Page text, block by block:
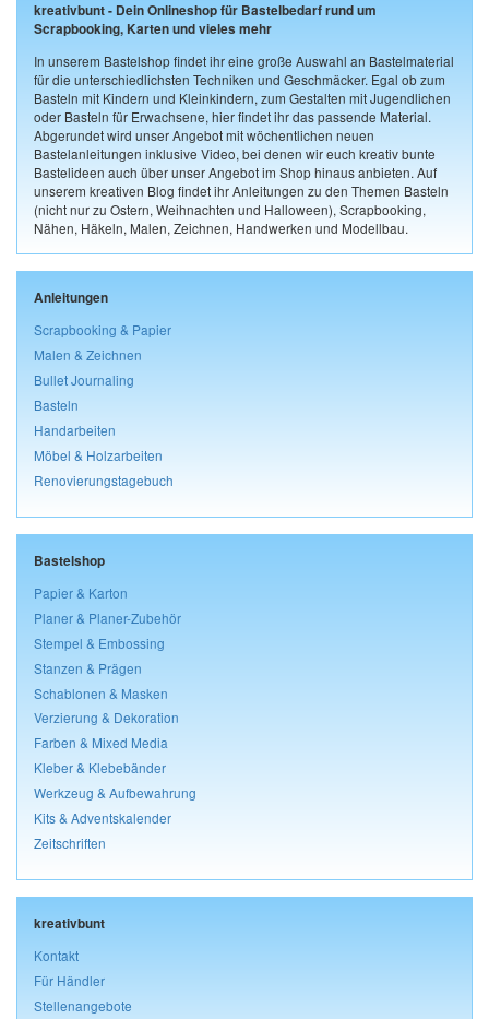
kreativbunt - Dein Onlineshop für Bastelbedarf rund um
Scrapbooking, Karten und vieles mehr
In unserem Bastelshop findet ihr eine große Auswahl an Bastelmaterial
für die unterschiedlichsten Techniken und Geschmäcker. Egal ob zum
Basteln mit Kindern und Kleinkindern, zum Gestalten mit Jugendlichen
oder Basteln für Erwachsene, hier findet ihr das passende Material.
Abgerundet wird unser Angebot mit wöchentlichen neuen
Bastelanleitungen inklusive Video, bei denen wir euch kreativ bunte
Bastelideen auch über unser Angebot im Shop hinaus anbieten. Auf
unserem kreativen Blog findet ihr Anleitungen zu den Themen Basteln
(nicht nur zu Ostern, Weihnachten und Halloween), Scrapbooking,
Nähen, Häkeln, Malen, Zeichnen, Handwerken und Modellbau.
Anleitungen
Scrapbooking & Papier
Malen & Zeichnen
Bullet Journaling
Basteln
Handarbeiten
Möbel & Holzarbeiten
Renovierungstagebuch
Bastelshop
Papier & Karton
Planer & Planer-Zubehör
Stempel & Embossing
Stanzen & Prägen
Schablonen & Masken
Verzierung & Dekoration
Farben & Mixed Media
Kleber & Klebebänder
Werkzeug & Aufbewahrung
Kits & Adventskalender
Zeitschriften
kreativbunt
Kontakt
Für Händler
Stellenangebote